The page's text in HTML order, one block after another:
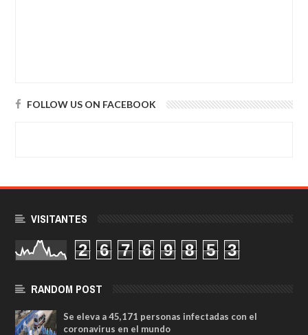
FOLLOW US ON FACEBOOK
VISITANTES
2 6 7 6 9 8 5 3
RANDOM POST
Se eleva a 45,171 personas infectadas con el
coronavirus en el mundo